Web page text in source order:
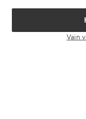
Vain